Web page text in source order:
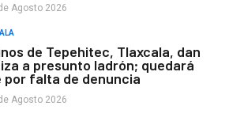
Agosto 2026
de Tepehitec, Tlaxcala, dan
a presunto ladrón; quedará
por falta de denuncia
Agosto 2026